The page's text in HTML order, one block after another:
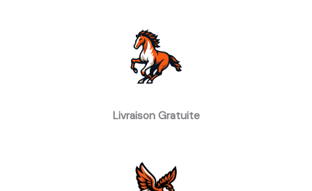
Livraison Gratuite